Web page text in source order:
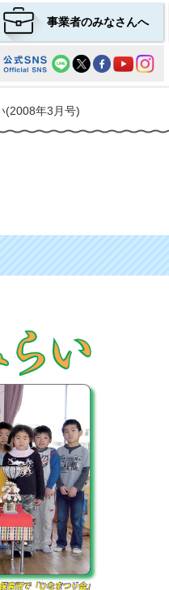
事業者のみなさんへ
(2008年3月号)